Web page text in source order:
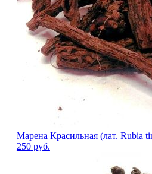
Марена Красильная (лат. Rubia
250 руб.